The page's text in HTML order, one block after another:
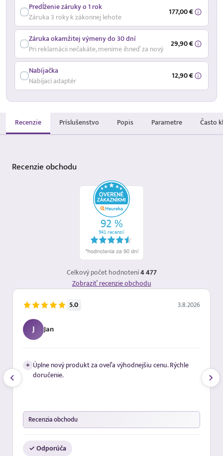
Predĺženie záruky o 1 rok
Záruka 3 roky k zákonnej lehote
177,00 €
Záruka okamžitej výmeny do 30 dní
Pri reklamácii nečakáte, meníme ihneď za nový
29,90 €
Nabíjačka
Nabíjací adaptér
12,90 €
Recenzie Príslušenstvo Popis Parametre Často
Recenzieobchodu
Celkový počet hodnotení4 477
Zobraziť recenzie obchodu
5.0 3.8.2026
J Jan
+ Úplne nový produkt za oveľa výhodnejšiu cenu. Rýchle
doručenie.
Recenzia obchodu
✓ Odporúča